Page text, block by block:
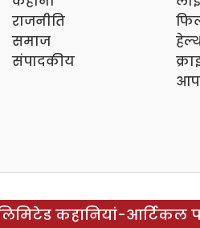
राजनीति
समाज
संपादकीय
कहानियां-आर्टिकल